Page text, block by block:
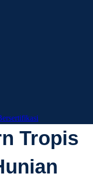
Tropis